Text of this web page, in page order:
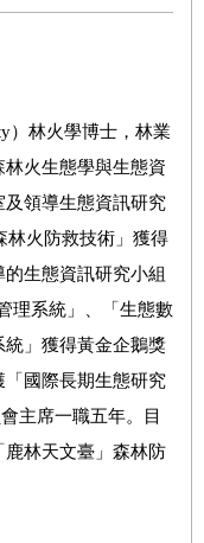
）林火學博士，林業
火生態學與生態資
領導生態資訊研究
林火防救技術」獲得
生態資訊研究小組
理系統」、「生態數
」獲得黃金企鵝獎
國際長期生態研究
主席一職五年。目
林天文臺」森林防